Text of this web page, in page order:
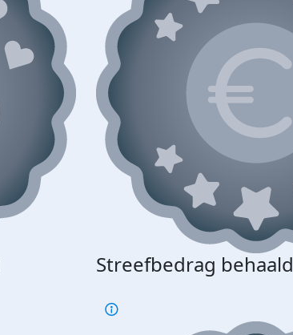
Streefbedrag behaald